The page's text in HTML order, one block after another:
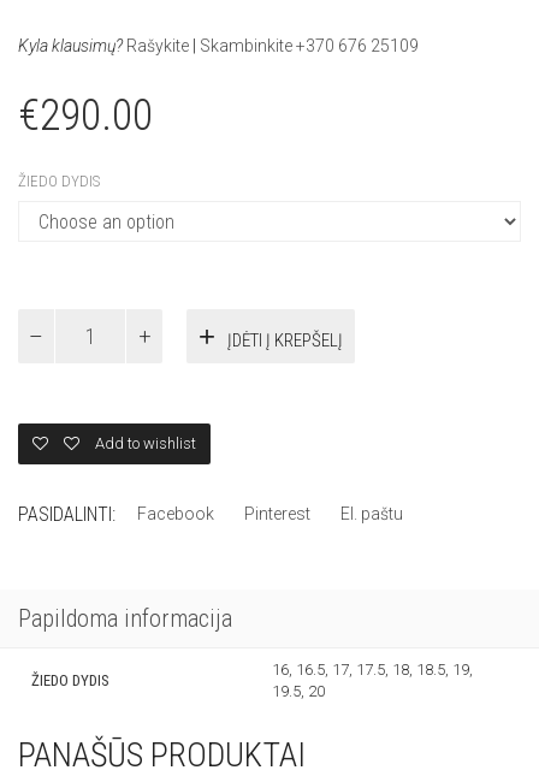
Kyla klausimų? Rašykite Skambinkite +370 676 25109
€290.00
ŽIEDO DYDIS
FAKTŪROS
ĮDĖTI Į KREPŠELĮ
Add to wishlist
PASIDALINTI: Facebook Pinterest El. paštu
Papildoma informacija
ŽIEDO DYDIS
16, 16.5, 17, 17.5, 18, 18.5, 19,
19.5, 20
PANAŠŪS PRODUKTAI